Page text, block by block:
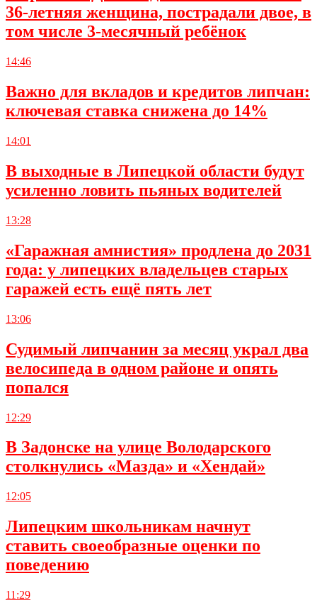
36-летняя женщина, пострадали двое, в
том числе 3-месячный ребёнок
14:46
Важно для вкладов и кредитов липчан:
ключевая ставка снижена до 14%
14:01
В выходные в Липецкой области будут
усиленно ловить пьяных водителей
13:28
«Гаражная амнистия» продлена до 2031
года: у липецких владельцев старых
гаражей есть ещё пять лет
13:06
Судимый липчанин за месяц украл два
велосипеда в одном районе и опять
попался
12:29
В Задонске на улице Володарского
столкнулись «Мазда» и «Хендай»
12:05
Липецким школьникам начнут
ставить своеобразные оценки по
поведению
11:29